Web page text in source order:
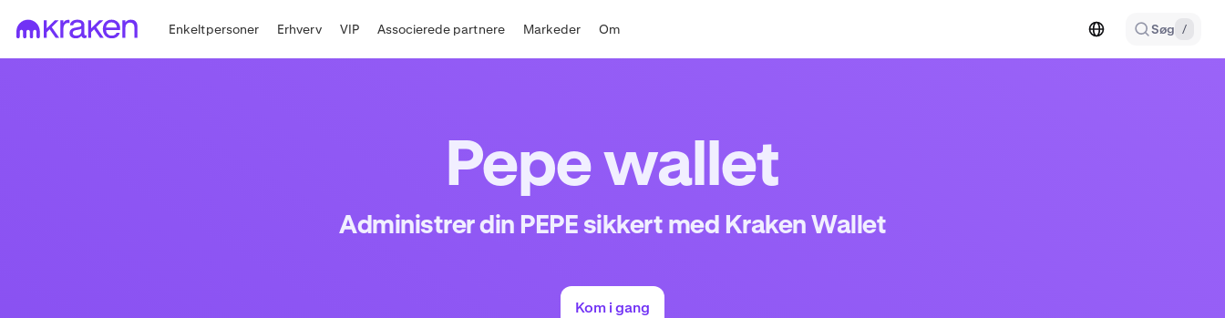
Enkeltpersoner Erhverv VIP Associerede partnere Markeder Om Søg /
Pepe wallet
Administrer din PEPE sikkert med Kraken Wallet
Kom i gang